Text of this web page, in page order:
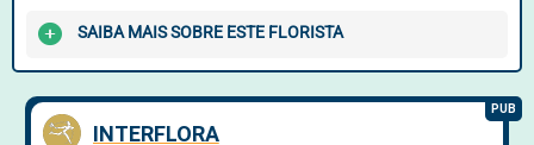
SAIBA MAIS SOBRE ESTE FLORISTA